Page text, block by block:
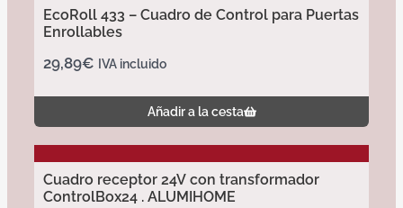
EcoRoll 433 – Cuadro de Control para Puertas
Enrollables
29,89€ IVA incluido
Añadir a la cesta
Cuadro receptor 24V con transformador
ControlBox24 . ALUMIHOME